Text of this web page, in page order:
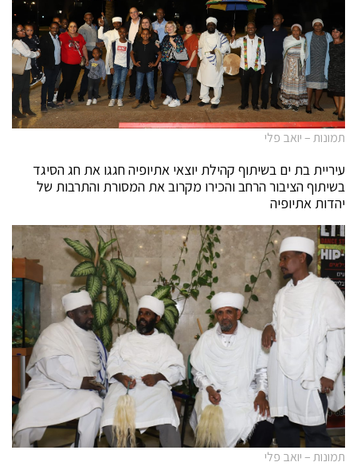
תמונות – יואב פלי
עיריית בת ים בשיתוף קהילת יוצאי אתיופיה חגגו את חג הסיגד
בשיתוף הציבור הרחב והכירו מקרוב את המסורת והתרבות של
יהדות אתיופיה
תמונות – יואב פלי